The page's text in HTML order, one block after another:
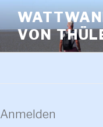
Inhalt
springenVON
Anmelden